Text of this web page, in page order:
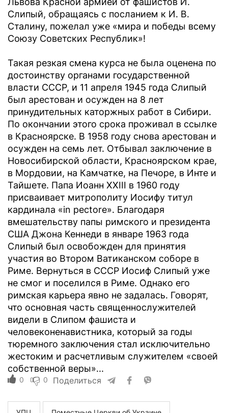
Слипый, обращаясь с посланием к И. В.
Сталину, пожелал уже «мира и победы всему
Союзу Советских Республик»!
Такая резкая смена курса не была оценена по
достоинству органами государственной
власти СССР, и 11 апреля 1945 года Слипый
был арестован и осужден на 8 лет
принудительных каторжных работ в Сибири.
По окончании этого срока проживал в ссылке
в Красноярске. В 1958 году снова арестован и
осужден на семь лет. Отбывал заключение в
Новосибирской области, Красноярском крае,
в Мордовии, на Камчатке, на Печоре, в Инте и
Тайшете. Папа Иоанн XXIII в 1960 году
присваивает митрополиту Иосифу титул
кардинала «in pectore». Благодаря
вмешательству папы римского и президента
США Джона Кеннеди в январе 1963 года
Слипый был освобожден для принятия
участия во Втором Ватиканском соборе в
Риме. Вернуться в СССР Иосиф Слипый уже
не смог и поселился в Риме. Однако его
римская карьера явно не задалась. Говорят,
что основная часть священнослужителей
видели в Слипом фашиста и
человеконенавистника, который за годы
тюремного заключения стал исключительно
жестоким и расчетливым служителем «своей
собственной веры»...
0 0 Поделиться